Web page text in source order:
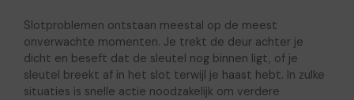
Slotproblemen ontstaan meestal op de meest
onverwachte momenten. Je trekt de deur achter je
dicht en beseft dat de sleutel nog binnen ligt, of je
sleutel breekt af in het slot terwijl je haast hebt. In zulke
situaties is snelle actie noodzakelijk om verdere